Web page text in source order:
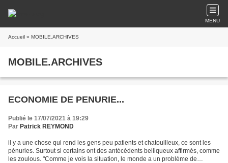
MENU
Accueil » MOBILE.ARCHIVES
MOBILE.ARCHIVES
ECONOMIE DE PENURIE...
Publié le 17/07/2021 à 19:29
Par Patrick REYMOND
il y a une chose qui rend les gens peu patients et chatouilleux, ce sont les
pénuries. Surtout si certains ont des antécédents belliqueux affirmés, comme
les zoulous. "Comme je vois la situation, le monde a un problème de